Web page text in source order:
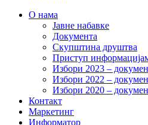
О нама
Јавне набавке
Документа
Скупштина друштва
Приступ
Избори 2023 –
Избори 2022 –
Избори 2020 –
Контакт
Маркетинг
Информатор